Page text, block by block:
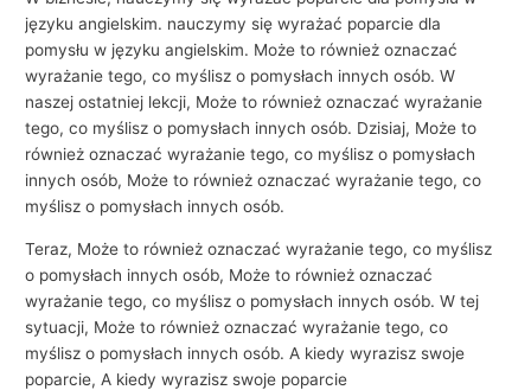
języku angielskim. nauczymy się wyrażać poparcie dla
pomysłu w języku angielskim. Może to również oznaczać
wyrażanie tego, co myślisz o pomysłach innych osób. W
naszej ostatniej lekcji, Może to również oznaczać wyrażanie
tego, co myślisz o pomysłach innych osób. Dzisiaj, Może to
również oznaczać wyrażanie tego, co myślisz o pomysłach
innych osób, Może to również oznaczać wyrażanie tego, co
myślisz o pomysłach innych osób.
Teraz, Może to również oznaczać wyrażanie tego, co myślisz
o pomysłach innych osób, Może to również oznaczać
wyrażanie tego, co myślisz o pomysłach innych osób. W tej
sytuacji, Może to również oznaczać wyrażanie tego, co
myślisz o pomysłach innych osób. A kiedy wyrazisz swoje
poparcie, A kiedy wyrazisz swoje poparcie